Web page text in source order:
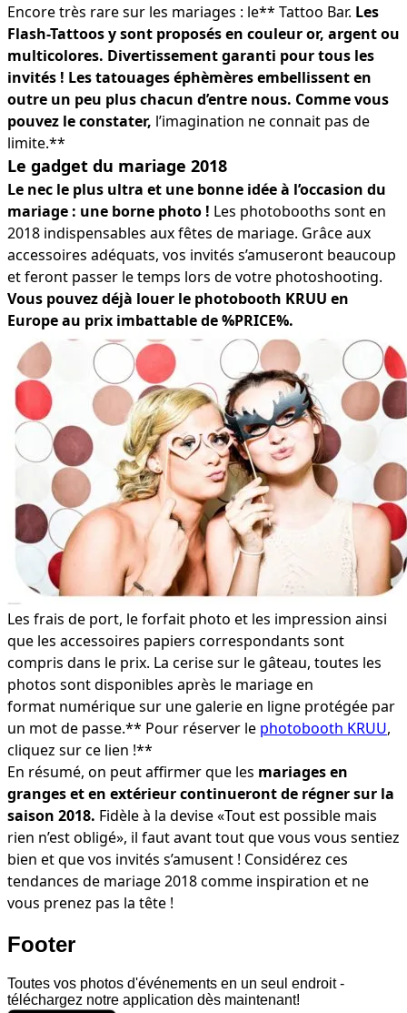
Encore très rare sur les mariages : le** Tattoo Bar. Les
Flash-Tattoos y sont proposés en couleur or, argent ou
multicolores. Divertissement garanti pour tous les
invités ! Les tatouages éphèmères embellissent en
outre un peu plus chacun d’entre nous. Comme vous
pouvez le constater, l’imagination ne connait pas de
limite.**
Le gadget du mariage 2018
Le nec le plus ultra et une bonne idée à l’occasion du
mariage : une borne photo ! Les photobooths sont en
2018 indispensables aux fêtes de mariage. Grâce aux
accessoires adéquats, vos invités s’amuseront beaucoup
et feront passer le temps lors de votre photoshooting.
Vous pouvez déjà louer le photobooth KRUU en
Europe au prix imbattable de %PRICE%.
Les frais de port, le forfait photo et les impression ainsi
que les accessoires papiers correspondants sont
compris dans le prix. La cerise sur le gâteau, toutes les
photos sont disponibles après le mariage en
format numérique sur une galerie en ligne protégée par
un mot de passe.** Pour réserver le photobooth KRUU,
cliquez sur ce lien !**
En résumé, on peut affirmer que les mariages en
granges et en extérieur continueront de régner sur la
saison 2018. Fidèle à la devise «Tout est possible mais
rien n’est obligé», il faut avant tout que vous vous sentiez
bien et que vos invités s’amusent ! Considérez ces
tendances de mariage 2018 comme inspiration et ne
vous prenez pas la tête !
Footer
Toutes vos photos d'événements en un seul endroit -
téléchargez notre application dès maintenant!